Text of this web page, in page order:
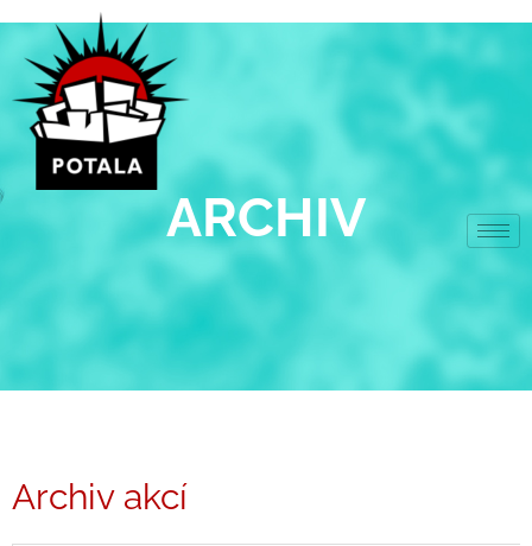
obsah
ARCHIV
Archiv akcí